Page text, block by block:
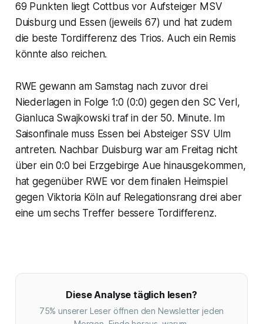
69 Punkten liegt Cottbus vor Aufsteiger MSV
Duisburg und Essen (jeweils 67) und hat zudem
die beste Tordifferenz des Trios. Auch ein Remis
könnte also reichen.
RWE gewann am Samstag nach zuvor drei
Niederlagen in Folge 1:0 (0:0) gegen den SC Verl,
Gianluca Swajkowski traf in der 50. Minute. Im
Saisonfinale muss Essen bei Absteiger SSV Ulm
antreten. Nachbar Duisburg war am Freitag nicht
über ein 0:0 bei Erzgebirge Aue hinausgekommen,
hat gegenüber RWE vor dem finalen Heimspiel
gegen Viktoria Köln auf Relegationsrang drei aber
eine um sechs Treffer bessere Tordifferenz.
Diese Analyse täglich lesen?
75% unserer Leser öffnen den Newsletter jeden